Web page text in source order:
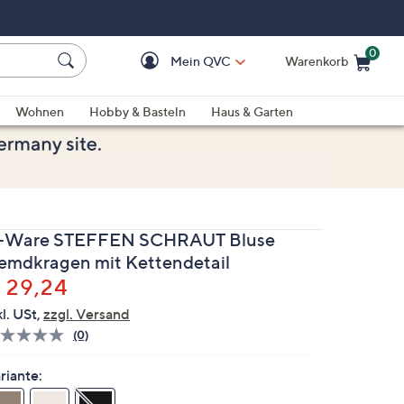
Mein QVC Warenkorb
0
Wohnen Hobby & Basteln
Haus & Garten
STEFFEN SCHRAUT Bluse
mit Kettendetail
29,24
USt,zzgl. Versand
Bisher
keine
Bewertungen
(0)